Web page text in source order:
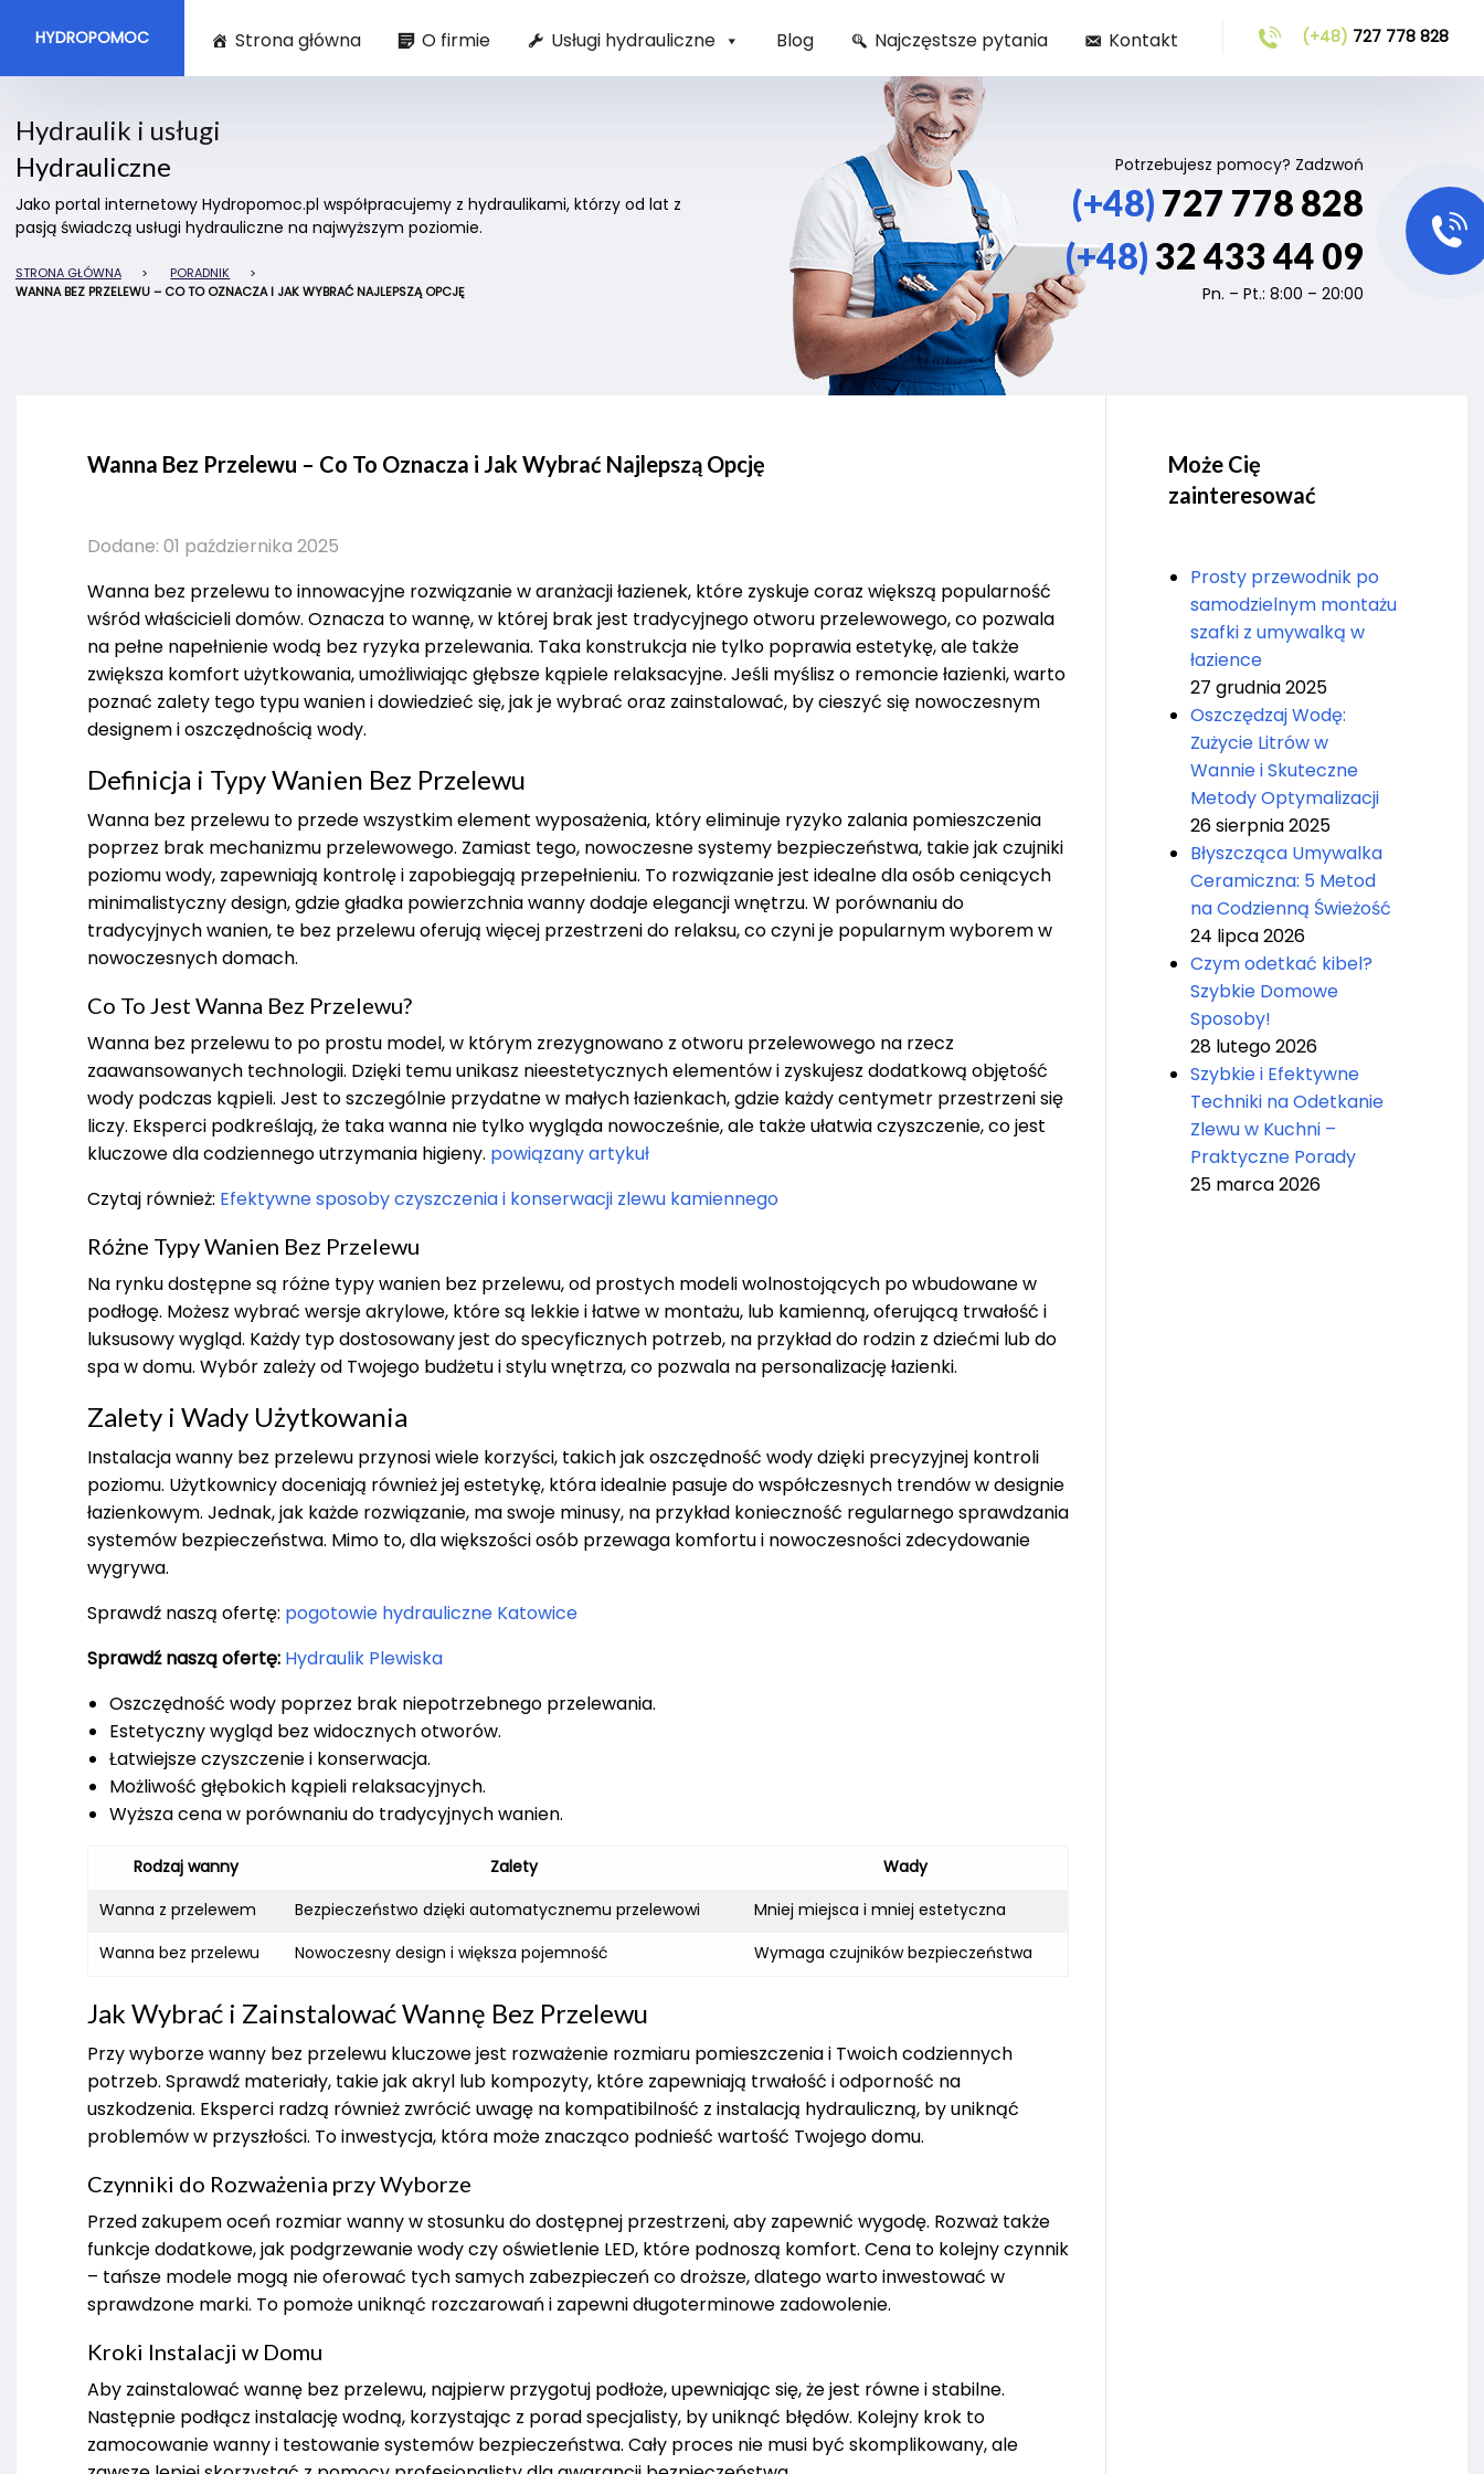
HYDROPOMOC (+48) 727 778 828
Strona główna O firmie Usługi hydrauliczne Blog Najczęstsze pytania Kontakt
Hydraulik i usługi
Hydrauliczne
Jako portal internetowy Hydropomoc.pl współpracujemy z hydraulikami, którzy od lat z
pasją świadczą usługi hydrauliczne na najwyższym poziomie.
STRONA GŁÓWNA > PORADNIK
>
WANNA BEZ PRZELEWU – CO TO OZNACZA I JAK WYBRAĆ NAJLEPSZĄ OPCJĘ
Potrzebujesz pomocy? Zadzwoń
(+48) 727 778 828
(+48) 32 433 44 09
Pn. – Pt.: 8:00 – 20:00
Wanna Bez Przelewu – Co To Oznacza i Jak Wybrać Najlepszą Opcję
Dodane: 01 października 2025
Wanna bez przelewu to innowacyjne rozwiązanie w aranżacji łazienek, które zyskuje coraz większą popularność
wśród właścicieli domów. Oznacza to wannę, w której brak jest tradycyjnego otworu przelewowego, co pozwala
na pełne napełnienie wodą bez ryzyka przelewania. Taka konstrukcja nie tylko poprawia estetykę, ale także
zwiększa komfort użytkowania, umożliwiając głębsze kąpiele relaksacyjne. Jeśli myślisz o remoncie łazienki, warto
poznać zalety tego typu wanien i dowiedzieć się, jak je wybrać oraz zainstalować, by cieszyć się nowoczesnym
designem i oszczędnością wody.
Definicja i Typy Wanien Bez Przelewu
Wanna bez przelewu to przede wszystkim element wyposażenia, który eliminuje ryzyko zalania pomieszczenia
poprzez brak mechanizmu przelewowego. Zamiast tego, nowoczesne systemy bezpieczeństwa, takie jak czujniki
poziomu wody, zapewniają kontrolę i zapobiegają przepełnieniu. To rozwiązanie jest idealne dla osób ceniących
minimalistyczny design, gdzie gładka powierzchnia wanny dodaje elegancji wnętrzu. W porównaniu do
tradycyjnych wanien, te bez przelewu oferują więcej przestrzeni do relaksu, co czyni je popularnym wyborem w
nowoczesnych domach.
Co To Jest Wanna Bez Przelewu?
Wanna bez przelewu to po prostu model, w którym zrezygnowano z otworu przelewowego na rzecz
zaawansowanych technologii. Dzięki temu unikasz nieestetycznych elementów i zyskujesz dodatkową objętość
wody podczas kąpieli. Jest to szczególnie przydatne w małych łazienkach, gdzie każdy centymetr przestrzeni się
liczy. Eksperci podkreślają, że taka wanna nie tylko wygląda nowocześnie, ale także ułatwia czyszczenie, co jest
kluczowe dla codziennego utrzymania higieny. powiązany artykuł
Czytaj również: Efektywne sposoby czyszczenia i konserwacji zlewu kamiennego
Różne Typy Wanien Bez Przelewu
Na rynku dostępne są różne typy wanien bez przelewu, od prostych modeli wolnostojących po wbudowane w
podłogę. Możesz wybrać wersje akrylowe, które są lekkie i łatwe w montażu, lub kamienną, oferującą trwałość i
luksusowy wygląd. Każdy typ dostosowany jest do specyficznych potrzeb, na przykład do rodzin z dziećmi lub do
spa w domu. Wybór zależy od Twojego budżetu i stylu wnętrza, co pozwala na personalizację łazienki.
Zalety i Wady Użytkowania
Instalacja wanny bez przelewu przynosi wiele korzyści, takich jak oszczędność wody dzięki precyzyjnej kontroli
poziomu. Użytkownicy doceniają również jej estetykę, która idealnie pasuje do współczesnych trendów w designie
łazienkowym. Jednak, jak każde rozwiązanie, ma swoje minusy, na przykład konieczność regularnego sprawdzania
systemów bezpieczeństwa. Mimo to, dla większości osób przewaga komfortu i nowoczesności zdecydowanie
wygrywa.
Sprawdź naszą ofertę: pogotowie hydrauliczne Katowice
Sprawdź naszą ofertę: Hydraulik Plewiska
Oszczędność wody poprzez brak niepotrzebnego przelewania.
Estetyczny wygląd bez widocznych otworów.
Łatwiejsze czyszczenie i konserwacja.
Możliwość głębokich kąpieli relaksacyjnych.
Wyższa cena w porównaniu do tradycyjnych wanien.
Rodzaj wanny Zalety
Wady
Wanna z przelewem
Bezpieczeństwo dzięki automatycznemu przelewowi
Mniej miejsca i mniej estetyczna
Wanna bez przelewu
Nowoczesny design i większa pojemność Wymaga czujników bezpieczeństwa
Jak Wybrać i Zainstalować Wannę Bez Przelewu
Przy wyborze wanny bez przelewu kluczowe jest rozważenie rozmiaru pomieszczenia i Twoich codziennych
potrzeb. Sprawdź materiały, takie jak akryl lub kompozyty, które zapewniają trwałość i odporność na
uszkodzenia. Eksperci radzą również zwrócić uwagę na kompatibilność z instalacją hydrauliczną, by uniknąć
problemów w przyszłości. To inwestycja, która może znacząco podnieść wartość Twojego domu.
Czynniki do Rozważenia przy Wyborze
Przed zakupem oceń rozmiar wanny w stosunku do dostępnej przestrzeni, aby zapewnić wygodę. Rozważ także
funkcje dodatkowe, jak podgrzewanie wody czy oświetlenie LED, które podnoszą komfort. Cena to kolejny czynnik
– tańsze modele mogą nie oferować tych samych zabezpieczeń co droższe, dlatego warto inwestować w
sprawdzone marki. To pomoże uniknąć rozczarowań i zapewni długoterminowe zadowolenie.
Kroki Instalacji w Domu
Aby zainstalować wannę bez przelewu, najpierw przygotuj podłoże, upewniając się, że jest równe i stabilne.
Następnie podłącz instalację wodną, korzystając z porad specjalisty, by uniknąć błędów. Kolejny krok to
zamocowanie wanny i testowanie systemów bezpieczeństwa. Cały proces nie musi być skomplikowany, ale
Może Cię
zainteresować
Prosty przewodnik po
samodzielnym montażu
szafki z umywalką w
łazience
27 grudnia 2025
Oszczędzaj Wodę:
Zużycie Litrów w
Wannie i Skuteczne
Metody Optymalizacji
26 sierpnia 2025
Błyszcząca Umywalka
Ceramiczna: 5 Metod
na Codzienną Świeżość
24 lipca 2026
Czym odetkać kibel?
Szybkie Domowe
Sposoby!
28 lutego 2026
Szybkie i Efektywne
Techniki na Odetkanie
Zlewu w Kuchni –
Praktyczne Porady
25 marca 2026